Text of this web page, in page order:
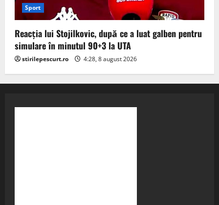
Sport
Reacția lui Stojilkovic, după ce a luat galben pentru
simulare în minutul 90+3 la UTA
stirilepescurt.ro 4:28, 8 august 2026